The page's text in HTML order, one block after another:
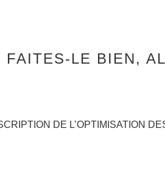
FAITES-LE BIEN,
DE L’OPTIMISATION